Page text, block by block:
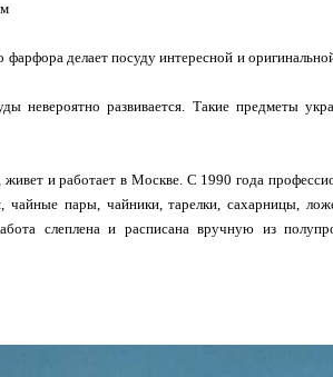
фарфора делает посуду интересной и
невероятно развивается. Такие предметы
и работает в Москве. С 1990 года
чайные пары, чайники, тарелки, сахарницы,
слеплена и расписана вручную из